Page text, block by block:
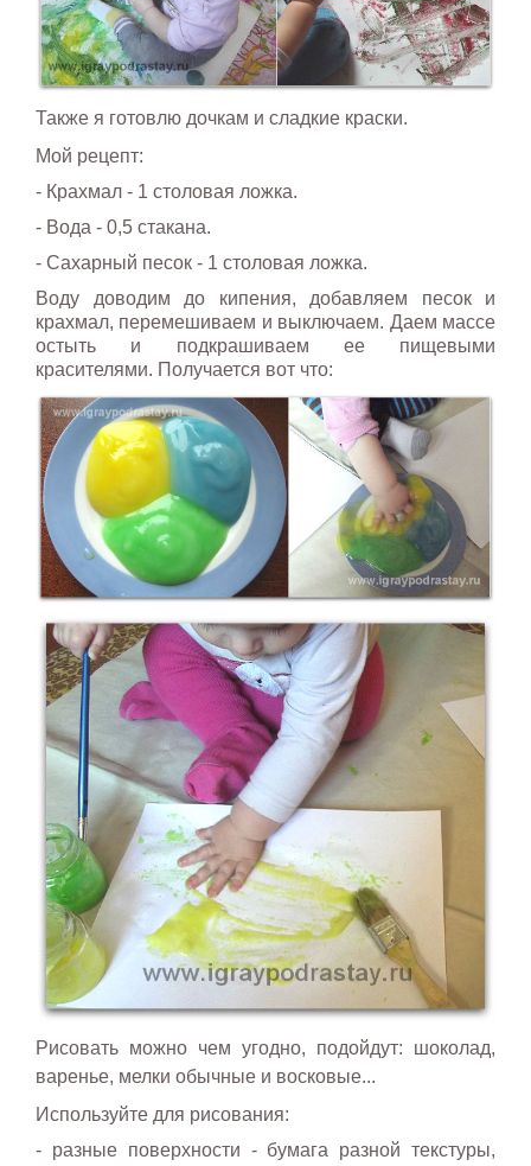
Также я готовлю дочкам и сладкие краски.
Мой рецепт:
- Крахмал - 1 столовая ложка.
- Вода - 0,5 стакана.
- Сахарный песок - 1 столовая ложка.
Воду доводим до кипения, добавляем песок и
крахмал, перемешиваем и выключаем. Даем массе
остыть и подкрашиваем ее пищевыми
красителями. Получается вот что:
Рисовать можно чем угодно, подойдут: шоколад,
варенье, мелки обычные и восковые...
Используйте для рисования:
- разные поверхности - бумага разной текстуры,